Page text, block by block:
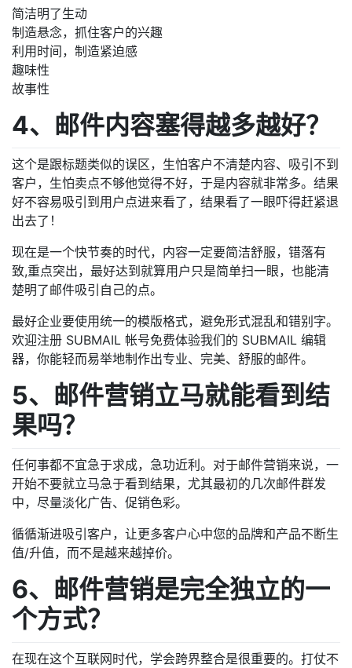
简洁明了生动
制造悬念，抓住客户的兴趣
利用时间，制造紧迫感
趣味性
故事性
4、邮件内容塞得越多越好？
这个是跟标题类似的误区，生怕客户不清楚内容、吸引不到
客户，生怕卖点不够他觉得不好，于是内容就非常多。结果
好不容易吸引到用户点进来看了，结果看了一眼吓得赶紧退
出去了！
现在是一个快节奏的时代，内容一定要简洁舒服，错落有
致,重点突出，最好达到就算用户只是简单扫一眼，也能清
楚明了邮件吸引自己的点。
最好企业要使用统一的模版格式，避免形式混乱和错别字。
欢迎注册 SUBMAIL 帐号免费体验我们的 SUBMAIL 编辑
器，你能轻而易举地制作出专业、完美、舒服的邮件。
5、邮件营销立马就能看到结
果吗？
任何事都不宜急于求成，急功近利。对于邮件营销来说，一
开始不要就立马急于看到结果，尤其最初的几次邮件群发
中，尽量淡化广告、促销色彩。
循循渐进吸引客户，让更多客户心中您的品牌和产品不断生
值/升值，而不是越来越掉价。
6、邮件营销是完全独立的一
个方式？
在现在这个互联网时代，学会跨界整合是很重要的。打仗不